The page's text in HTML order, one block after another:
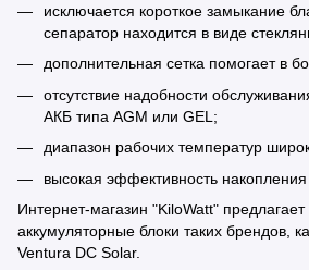
исключается короткое замыкание
сепаратор находится в виде
дополнительная сетка помогает в
отсутствие надобности
АКБ типа AGM или GEL;
диапазон рабочих температур
высокая эффективность накопления
Интернет-магазин "KiloWatt"
аккумуляторные блоки таких брендов,
Ventura DC Solar.